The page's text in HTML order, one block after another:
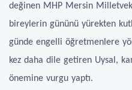
değinen MHP Mersin
bireylerin gününü yürekten
günde engelli öğretmenlere
kez daha dile getiren Uysal,
önemine vurgu yaptı.